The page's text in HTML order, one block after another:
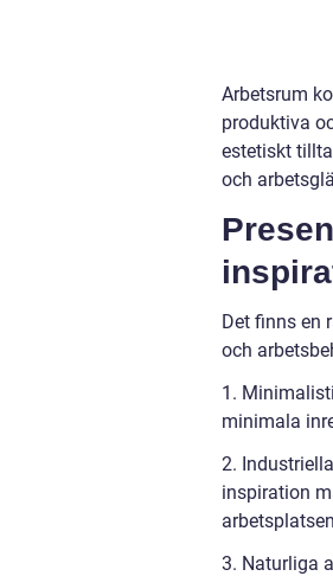
Arbetsrum
produktiva
estetiskt
och
Det finns en
och
1.
minimala
2.
inspiration
3. Naturliga